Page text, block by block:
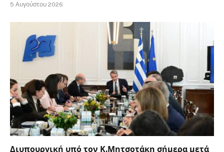
5 Αυγούστου 2026
Διυπουργική υπό τον Κ.Μητσοτάκη σήμερα μετά